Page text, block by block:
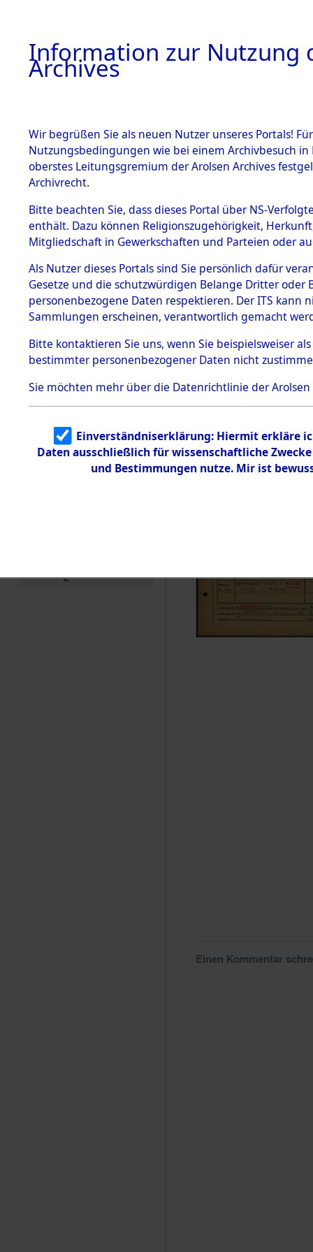
BESTÄNDE
1.
mente
5. Verschiedenes
5.3
Todesmärsche
5.3.1 Alliierte
Erhebungen
zu
Todesmärsch
en
5.3.2
Identifizierun
g
5.3.3
Todesmärsch
e
Dead -
Branch -
0015
Einen Kommentar
Information zur Nutzung
Archives
Wir begrüßen Sie als neuen Nutzer unseres Portals!
Nutzungsbedingungen wie bei einem Archivbesuch
oberstes Leitungsgremium der Arolsen Archives
Archivrecht.
Bitte beachten Sie, dass dieses Portal über NS-
enthält. Dazu können Religionszugehörigkeit,
Mitgliedschaft in Gewerkschaften und Parteien oder
Als Nutzer dieses Portals sind Sie persönlich dafür
Gesetze und die schutzwürdigen Belange Dritter
personenbezogene Daten respektieren. Der ITS
Sammlungen erscheinen, verantwortlich gemacht
Bitte kontaktieren Sie uns, wenn Sie beispielsweiser
bestimmter personenbezogener Daten nicht
Sie möchten mehr über die Datenrichtlinie der Arolsen
Einverständniserklärung: Hiermit erkläre
Daten ausschließlich für wissenschaftliche
und Bestimmungen nutze. Mir ist